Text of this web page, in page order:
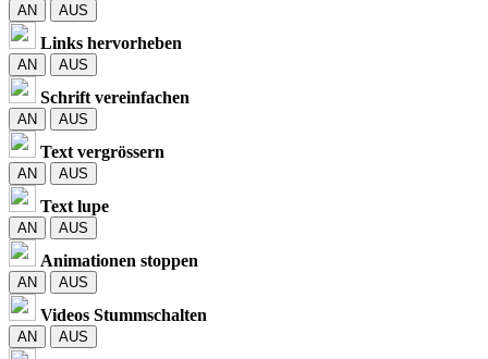
AN AUS
Links hervorheben
AN AUS
Schrift vereinfachen
AN AUS
Text vergrössern
AN AUS
Text lupe
AN AUS
Animationen stoppen
AN AUS
Videos Stummschalten
AN AUS